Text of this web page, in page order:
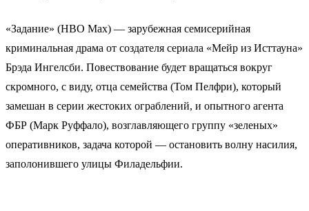
«Задание» (HBO Max) — зарубежная семисерийная
криминальная драма от создателя сериала «Мейр из Исттауна»
Брэда Ингелсби. Повествование будет вращаться вокруг
скромного, с виду, отца семейства (Том Пелфри), который
замешан в серии жестоких ограблений, и опытного агента
ФБР (Марк Руффало), возглавляющего группу «зеленых»
оперативников, задача которой — остановить волну насилия,
заполонившего улицы Филадельфии.